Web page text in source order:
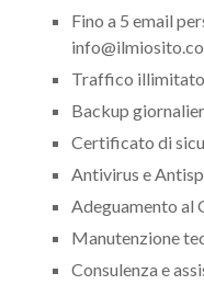
Fino a 5 email
Traffico illimitato
Backup
Certificato di
Antivirus e
Adeguamento al
Manutenzione
Consulenza e